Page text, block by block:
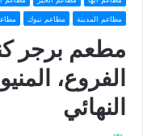
مطاعم المدينة مطاعم تبوك
مطعم برجر
الفروع،
النهائي